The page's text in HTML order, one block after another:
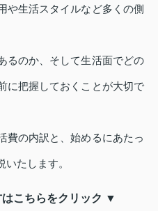
や生活スタイルなど多くの側
るのか、そして生活面でどの
に把握しておくことが大切で
費の内訳と、始めるにあたっ
たします。
こちらをクリック ▼